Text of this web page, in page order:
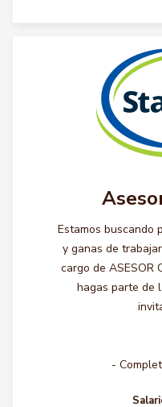
Estamos buscando
y ganas de
cargo de ASESOR
hagas parte de
-